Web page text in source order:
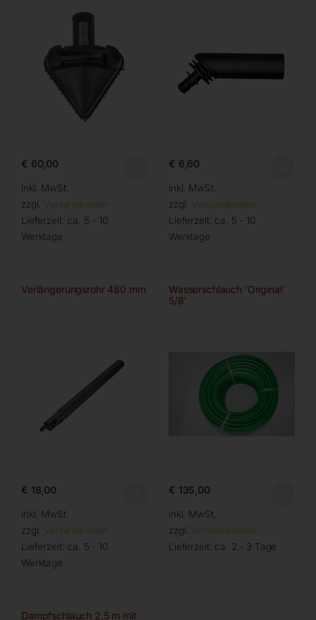
€ 60,00
inkl. MwSt.
zzgl. Versandkosten
Lieferzeit: ca. 5 - 10
Werktage
€ 6,60
inkl. MwSt.
zzgl. Versandkosten
Lieferzeit: ca. 5 - 10
Werktage
Verlängerungsrohr 480 mm
€ 18,00
inkl. MwSt.
zzgl. Versandkosten
Lieferzeit: ca. 5 - 10
Werktage
Wasserschlauch ‘Original’
5/8′
€ 135,00
inkl. MwSt.
zzgl. Versandkosten
Lieferzeit: ca. 2 - 3 Tage
Dampfschlauch 2,5 m mit